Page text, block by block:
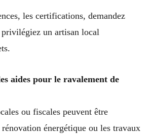
les certifications, demandez
un artisan local
aides pour le ravalement de
ou fiscales peuvent être
énergétique ou les travaux